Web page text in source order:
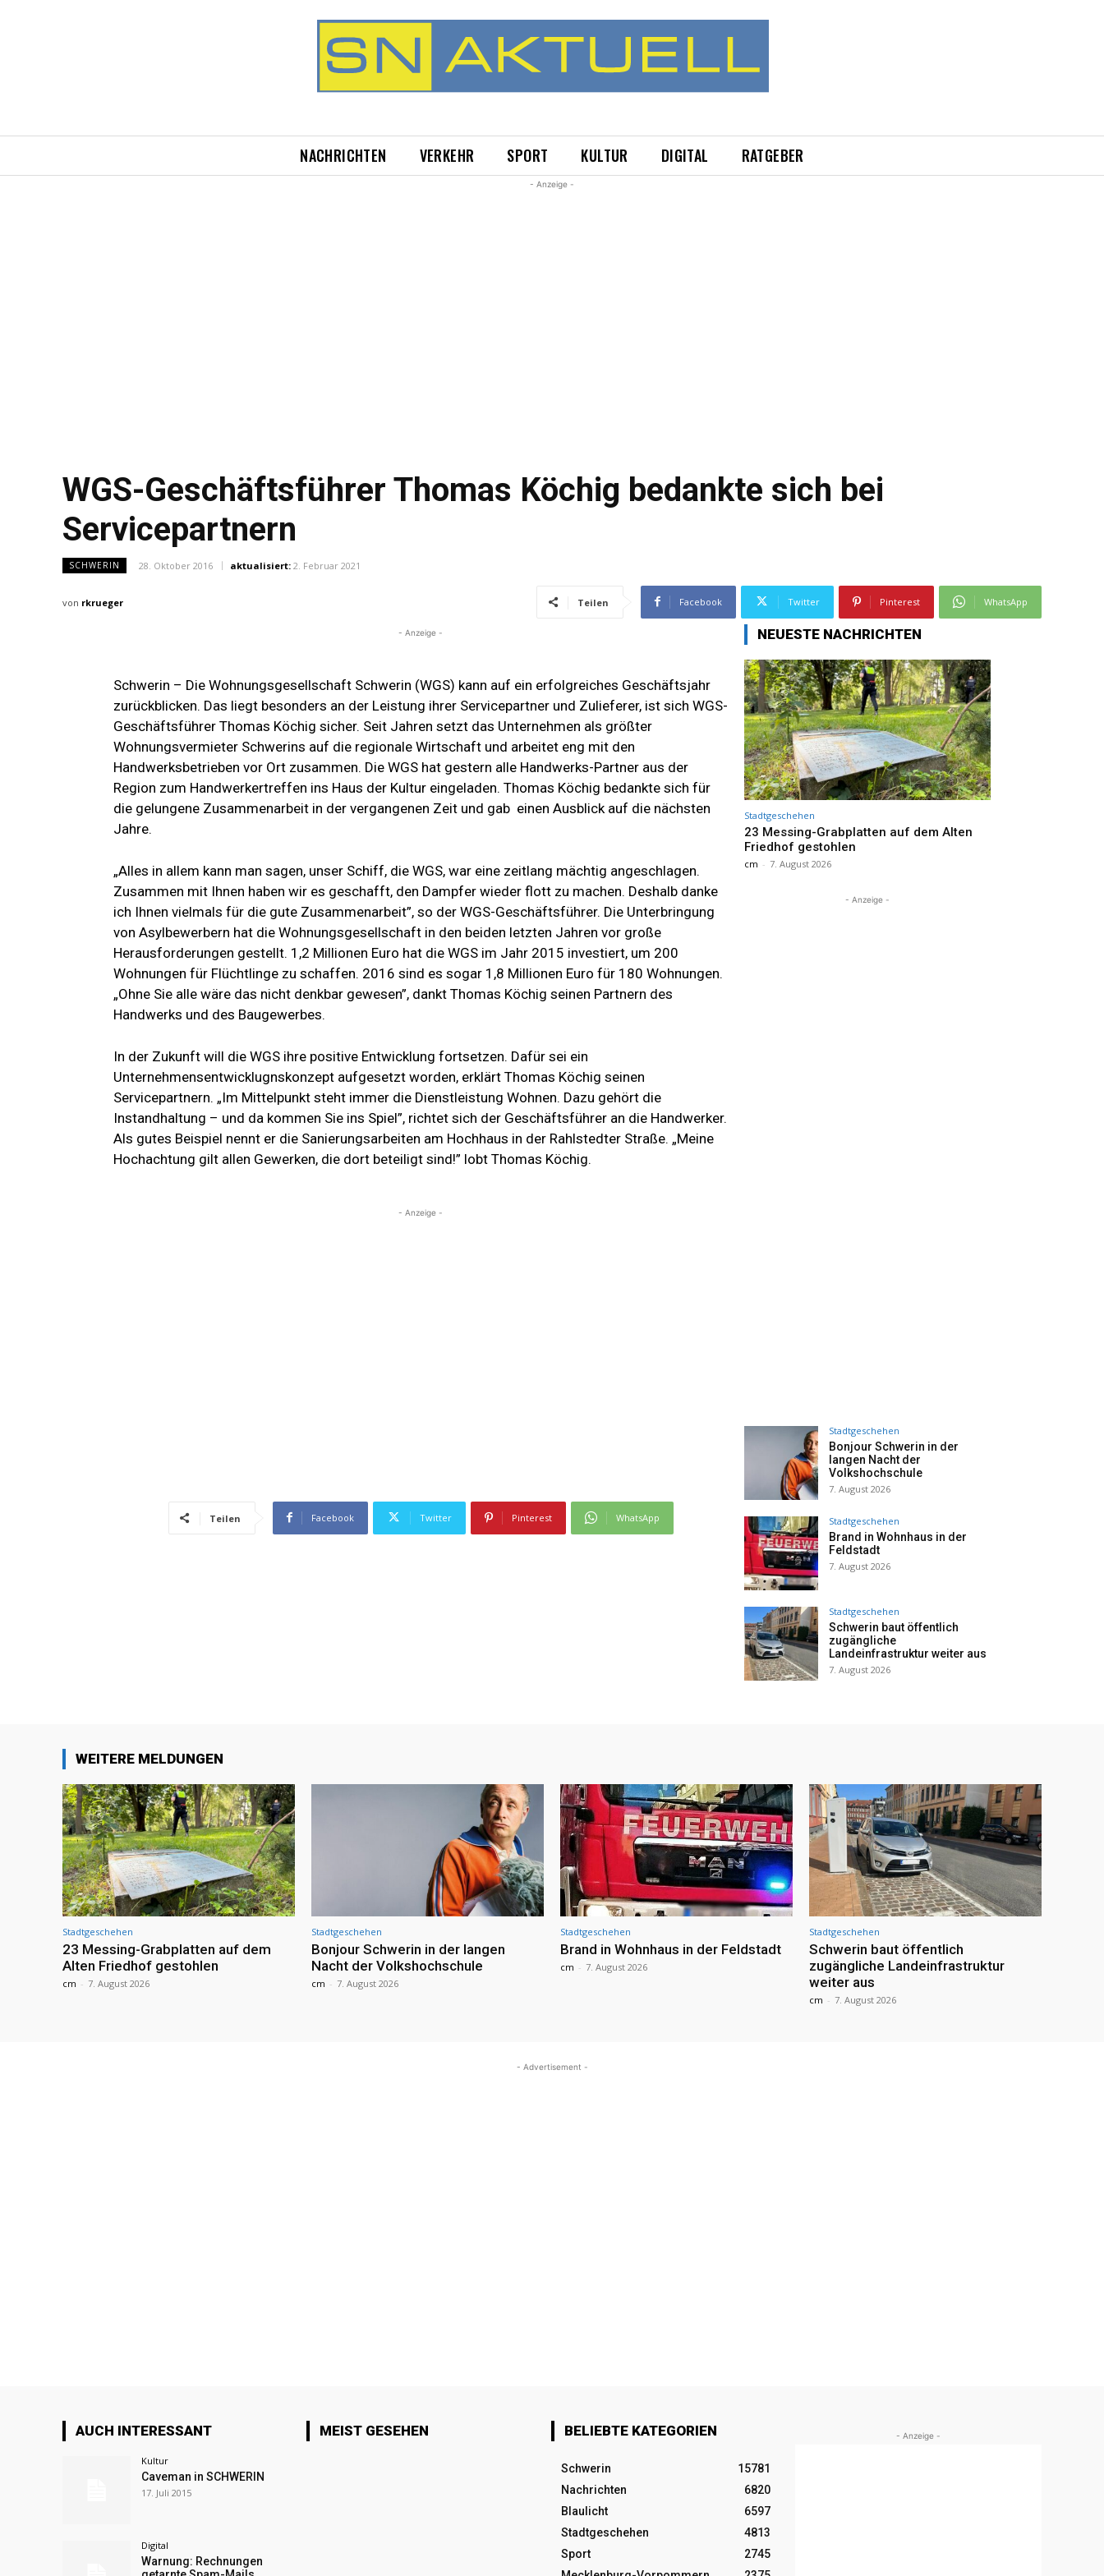
NACHRICHTEN VERKEHR SPORT KULTUR DIGITAL RATGEBER
- Anzeige -
WGS-Geschäftsführer Thomas Köchig bedankte sich bei
Servicepartnern
SCHWERIN 28. Oktober 2016 aktualisiert: 2. Februar 2021
von rkrueger Teilen Facebook Twitter Pinterest WhatsApp
- Anzeige -
Schwerin – Die Wohnungsgesellschaft Schwerin (WGS) kann auf ein erfolgreiches Geschäftsjahr
zurückblicken. Das liegt besonders an der Leistung ihrer Servicepartner und Zulieferer, ist sich WGS-
Geschäftsführer Thomas Köchig sicher. Seit Jahren setzt das Unternehmen als größter
Wohnungsvermieter Schwerins auf die regionale Wirtschaft und arbeitet eng mit den
Handwerksbetrieben vor Ort zusammen. Die WGS hat gestern alle Handwerks-Partner aus der
Region zum Handwerkertreffen ins Haus der Kultur eingeladen. Thomas Köchig bedankte sich für
die gelungene Zusammenarbeit in der vergangenen Zeit und gab einen Ausblick auf die nächsten
Jahre.
„Alles in allem kann man sagen, unser Schiff, die WGS, war eine zeitlang mächtig angeschlagen.
Zusammen mit Ihnen haben wir es geschafft, den Dampfer wieder flott zu machen. Deshalb danke
ich Ihnen vielmals für die gute Zusammenarbeit”, so der WGS-Geschäftsführer. Die Unterbringung
von Asylbewerbern hat die Wohnungsgesellschaft in den beiden letzten Jahren vor große
Herausforderungen gestellt. 1,2 Millionen Euro hat die WGS im Jahr 2015 investiert, um 200
Wohnungen für Flüchtlinge zu schaffen. 2016 sind es sogar 1,8 Millionen Euro für 180 Wohnungen.
„Ohne Sie alle wäre das nicht denkbar gewesen”, dankt Thomas Köchig seinen Partnern des
Handwerks und des Baugewerbes.
In der Zukunft will die WGS ihre positive Entwicklung fortsetzen. Dafür sei ein
Unternehmensentwicklugnskonzept aufgesetzt worden, erklärt Thomas Köchig seinen
Servicepartnern. „Im Mittelpunkt steht immer die Dienstleistung Wohnen. Dazu gehört die
Instandhaltung – und da kommen Sie ins Spiel”, richtet sich der Geschäftsführer an die Handwerker.
Als gutes Beispiel nennt er die Sanierungsarbeiten am Hochhaus in der Rahlstedter Straße. „Meine
Hochachtung gilt allen Gewerken, die dort beteiligt sind!” lobt Thomas Köchig.
- Anzeige -
Teilen Facebook Twitter Pinterest WhatsApp
NEUESTE NACHRICHTEN
Stadtgeschehen
23 Messing-Grabplatten auf dem Alten
Friedhof gestohlen
cm - 7. August 2026
- Anzeige -
Stadtgeschehen
Bonjour Schwerin in der
langen Nacht der
Volkshochschule
7. August 2026
Stadtgeschehen
Brand in Wohnhaus in der
Feldstadt
7. August 2026
Stadtgeschehen
Schwerin baut öffentlich
zugängliche
Landeinfrastruktur weiter aus
7. August 2026
WEITERE MELDUNGEN
Stadtgeschehen
23 Messing-Grabplatten auf dem
Alten Friedhof gestohlen
cm - 7. August 2026
Stadtgeschehen
Bonjour Schwerin in der langen
Nacht der Volkshochschule
cm - 7. August 2026
Stadtgeschehen
Brand in Wohnhaus in der Feldstadt
cm - 7. August 2026
Stadtgeschehen
Schwerin baut öffentlich
zugängliche Landeinfrastruktur
weiter aus
cm - 7. August 2026
- Advertisement -
AUCH INTERESSANT
Kultur
Caveman in SCHWERIN
17. Juli 2015
Digital
Warnung: Rechnungen
MEIST GESEHEN BELIEBTE KATEGORIEN
Schwerin
15781
Nachrichten
6820
Blaulicht
6597
Stadtgeschehen
4813
Sport
2745
- Anzeige -